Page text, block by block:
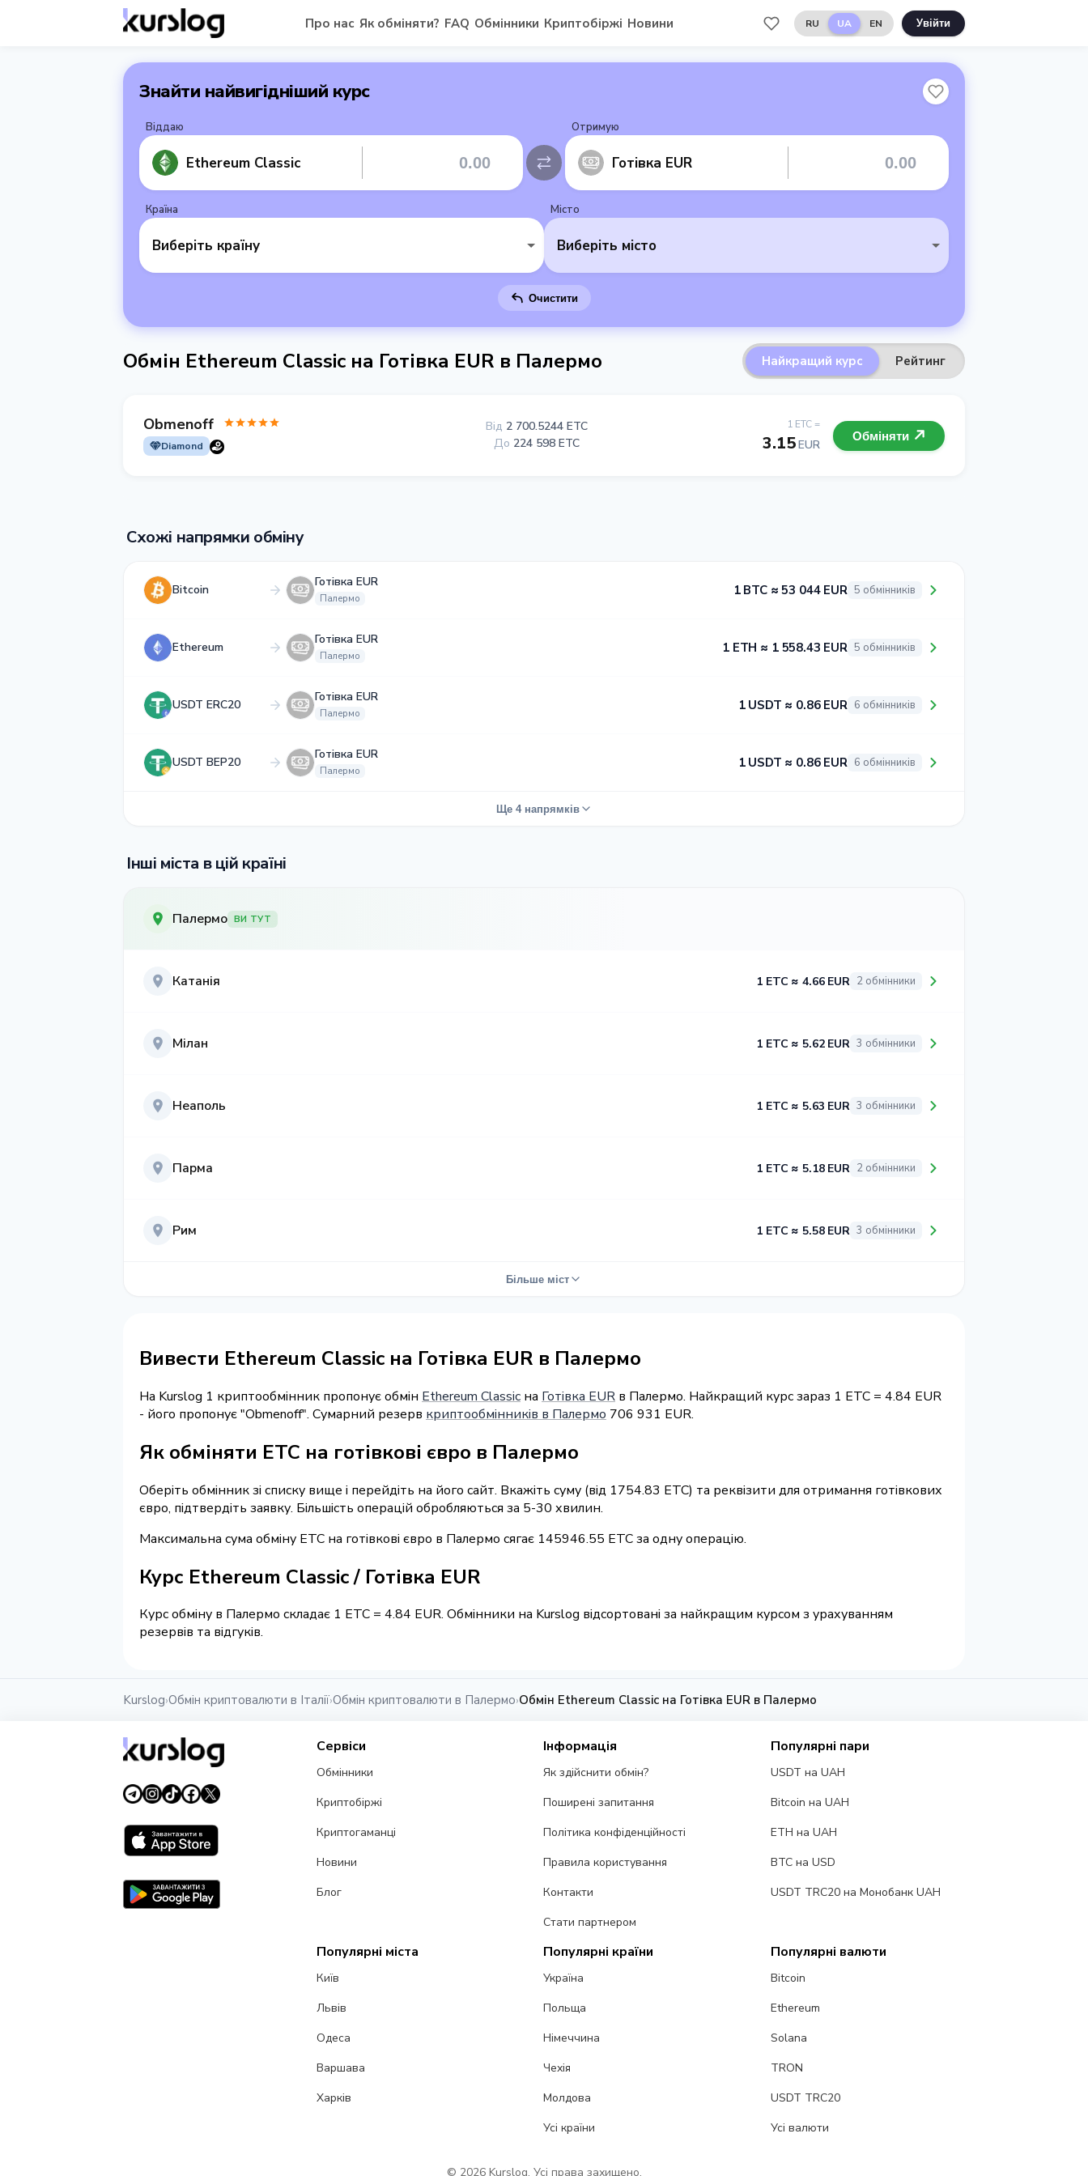
Про нас Як обміняти? FAQ Обмінники Криптобіржі Новини RU UA EN Увійти
Знайти найвигідніший курс
Віддаю
Ethereum Classic
Отримую
Готівка EUR
Країна
Виберіть країну
Місто
Виберіть місто
Очистити
Обмін Ethereum Classic на Готівка EUR в Палермо Найкращий курс Рейтинг
Obmenoff
Diamond
1 ETC =
3.15EUR
Від 2 700.5244 ETC
До 224 598 ETC Обміняти
Схожі напрямки обміну
Bitcoin
Готівка EUR
Палермо
1 BTC ≈ 53 044 EUR 5 обмінників
Ethereum
Готівка EUR
Палермо
1 ETH ≈ 1 558.43 EUR 5 обмінників
USDT ERC20
Готівка EUR
Палермо
1 USDT ≈ 0.86 EUR 6 обмінників
USDT BEP20
Готівка EUR
Палермо
1 USDT ≈ 0.86 EUR 6 обмінників
Ще 4 напрямків
Інші міста в цій країні
Палермо ВИ ТУТ
Катанія 1 ETC ≈ 4.66 EUR 2 обмінники
Мілан 1 ETC ≈ 5.62 EUR 3 обмінники
Неаполь 1 ETC ≈ 5.63 EUR 3 обмінники
Парма 1 ETC ≈ 5.18 EUR 2 обмінники
Рим 1 ETC ≈ 5.58 EUR 3 обмінники
Більше міст
Вивести Ethereum Classic на Готівка EUR в Палермо
На Kurslog 1 криптообмінник пропонує обмін Ethereum Classic на Готівка EUR в Палермо. Найкращий курс зараз 1 ETC = 4.84 EUR
- його пропонує "Obmenoff". Сумарний резерв криптообмінників в Палермо 706 931 EUR.
Як обміняти ETC на готівкові євро в Палермо
Оберіть обмінник зі списку вище і перейдіть на його сайт. Вкажіть суму (від 1754.83 ETC) та реквізити для отримання готівкових
євро, підтвердіть заявку. Більшість операцій обробляються за 5-30 хвилин.
Максимальна сума обміну ETC на готівкові євро в Палермо сягає 145946.55 ETC за одну операцію.
Курс Ethereum Classic / Готівка EUR
Курс обміну в Палермо складає 1 ETC = 4.84 EUR. Обмінники на Kurslog відсортовані за найкращим курсом з урахуванням
резервів та відгуків.
Kurslog›Обмін криптовалюти в Італії›Обмін криптовалюти в Палермо›Обмін Ethereum Classic на Готівка EUR в Палермо
Сервіси
Обмінники
Криптобіржі
Криптогаманці
Новини
Блог
Інформація
Як здійснити обмін?
Поширені запитання
Політика конфіденційності
Правила користування
Контакти
Стати партнером
Популярні пари
USDT на UAH
Bitcoin на UAH
ETH на UAH
BTC на USD
USDT TRC20 на Монобанк UAH
Популярні міста
Київ
Львів
Одеса
Варшава
Харків
Популярні країни
Україна
Польща
Німеччина
Чехія
Молдова
Усі країни
Популярні валюти
Bitcoin
Ethereum
Solana
TRON
USDT TRC20
Усі валюти
© 2026 Kurslog. Усі права захищено.